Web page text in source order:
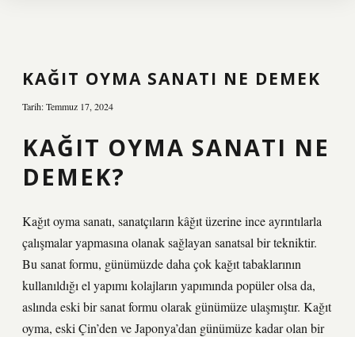
KAĞIT OYMA SANATI NE DEMEK
Tarih: Temmuz 17, 2024
KAĞIT OYMA SANATI NE
DEMEK?
Kağıt oyma sanatı, sanatçıların kâğıt üzerine ince ayrıntılarla
çalışmalar yapmasına olanak sağlayan sanatsal bir tekniktir.
Bu sanat formu, günümüzde daha çok kağıt tabaklarının
kullanıldığı el yapımı kolajların yapımında popüler olsa da,
aslında eski bir sanat formu olarak günümüze ulaşmıştır. Kağıt
oyma, eski Çin’den ve Japonya’dan günümüze kadar olan bir